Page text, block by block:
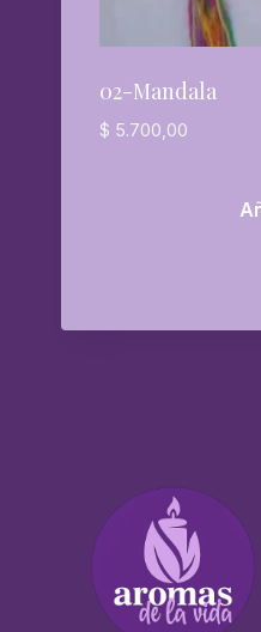
02-Mandala
$ 5.700,00